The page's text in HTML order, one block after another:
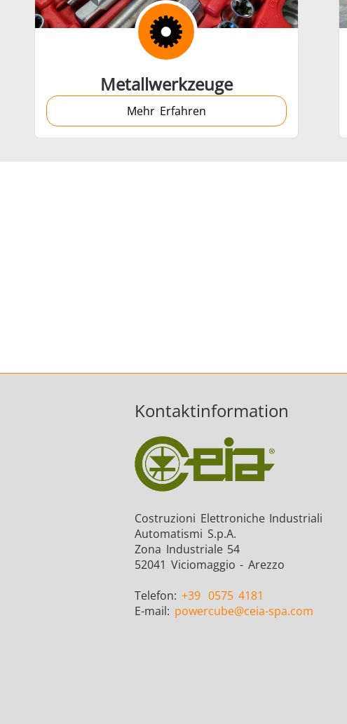
Metallwerkzeuge
Mehr Erfahren
Kontaktinformation
Costruzioni Elettroniche Industriali
Automatismi S.p.A.
Zona Industriale 54
52041 Viciomaggio - Arezzo
Telefon: +39 0575 4181
E-mail: powercube@ceia-spa.com